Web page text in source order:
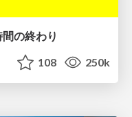
の終わり
108 250k